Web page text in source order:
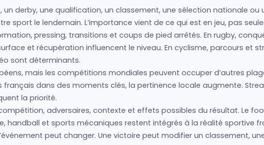
derby, une qualification, un classement, une sélection nationale ou
sport le lendemain. L’importance vient de ce qui est en jeu, pas
pressing, transitions et coups de pied arrêtés. En rugby,
et récupération influencent le niveau. En cyclisme, parcours et
sont déterminants.
mais les compétitions mondiales peuvent occuper d’autres
dans des moments clés, la pertinence locale augmente.
la priorité.
adversaires, contexte et effets possibles du résultat. Le
handball et sports mécaniques restent intégrés à la réalité sportive
peut changer. Une victoire peut modifier un classement,